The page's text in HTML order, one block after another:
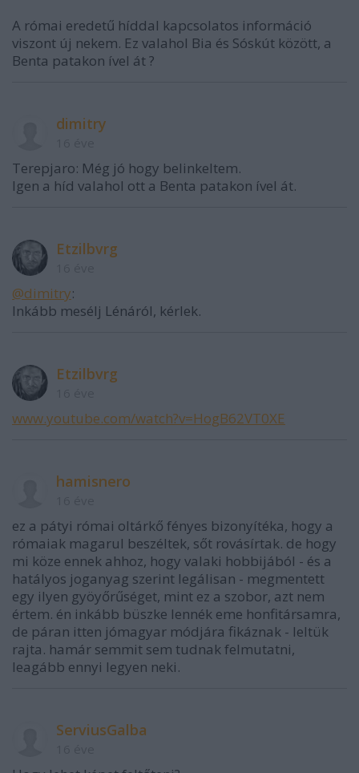
A római eredetű híddal kapcsolatos információ
viszont új nekem. Ez valahol Bia és Sóskút között, a
Benta patakon ível át ?
dimitry
Terepjaro: Még jó hogy belinkeltem.
Igen a híd valahol ott a Benta patakon ível át.
Etzilbvrg
@dimitry:
Inkább mesélj Lénáról, kérlek.
Etzilbvrg
www.youtube.com/watch?v=HogB62VT0XE
hamisnero
ez a pátyi római oltárkő fényes bizonyítéka, hogy a
rómaiak magarul beszéltek, sőt rovásírtak. de hogy
mi köze ennek ahhoz, hogy valaki hobbijából - és a
hatályos joganyag szerint legálisan - megmentett
egy ilyen gyöyőrűséget, mint ez a szobor, azt nem
értem. én inkább büszke lennék eme honfitársamra,
de páran itten jómagyar módjára fikáznak - leltük
rajta. hamár semmit sem tudnak felmutatni,
leagább ennyi legyen neki.
ServiusGalba